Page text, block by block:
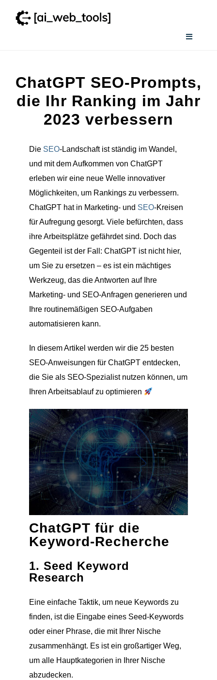
Inhalt
Toggle
Services
Wissenswertes
Verzeichnis
ChatGPT SEO-Prompts,
die Ihr Ranking im Jahr
2023 verbessern
Die SEO-Landschaft ist ständig im Wandel,
und mit dem Aufkommen von ChatGPT
erleben wir eine neue Welle innovativer
Möglichkeiten, um Rankings zu verbessern.
ChatGPT hat in Marketing- und SEO-Kreisen
für Aufregung gesorgt. Viele befürchten, dass
ihre Arbeitsplätze gefährdet sind. Doch das
Gegenteil ist der Fall: ChatGPT ist nicht hier,
um Sie zu ersetzen – es ist ein mächtiges
Werkzeug, das die Antworten auf Ihre
Marketing- und SEO-Anfragen generieren und
Ihre routinemäßigen SEO-Aufgaben
automatisieren kann.
In diesem Artikel werden wir die 25 besten
SEO-Anweisungen für ChatGPT entdecken,
die Sie als SEO-Spezialist nutzen können, um
Ihren Arbeitsablauf zu optimieren
ChatGPT für die
Keyword-Recherche
1. Seed Keyword
Research
Eine einfache Taktik, um neue Keywords zu
finden, ist die Eingabe eines Seed-Keywords
oder einer Phrase, die mit Ihrer Nische
zusammenhängt. Es ist ein großartiger Weg,
um alle Hauptkategorien in Ihrer Nische
abzudecken.